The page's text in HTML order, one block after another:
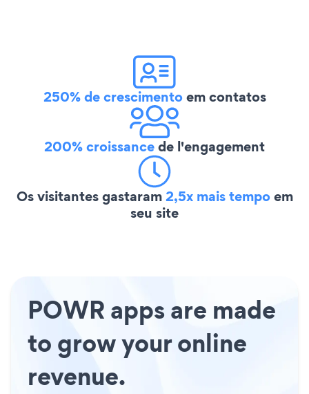
250% de crescimentoem contatos
200% croissancede l'engagement
Os visitantes gastaram2,5x mais tempoem
seu site
POWR apps are made
to grow your online
revenue.